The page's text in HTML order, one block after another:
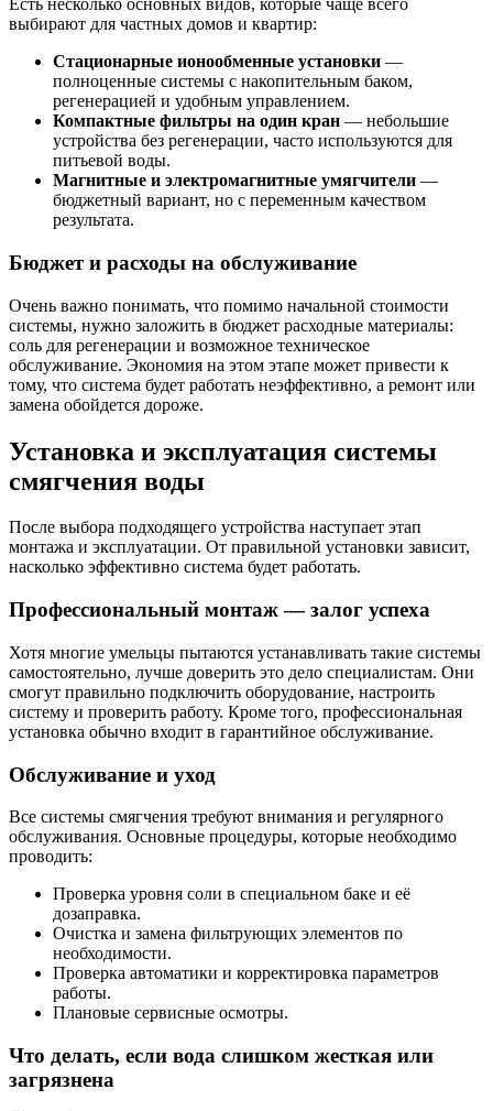
Есть несколько основных видов, которые чаще всего
выбирают для частных домов и квартир:
Стационарные ионообменные установки —
полноценные системы с накопительным баком,
регенерацией и удобным управлением.
Компактные фильтры на один кран — небольшие
устройства без регенерации, часто используются для
питьевой воды.
Магнитные и электромагнитные умягчители —
бюджетный вариант, но с переменным качеством
результата.
Бюджет и расходы на обслуживание
Очень важно понимать, что помимо начальной стоимости
системы, нужно заложить в бюджет расходные материалы:
соль для регенерации и возможное техническое
обслуживание. Экономия на этом этапе может привести к
тому, что система будет работать неэффективно, а ремонт или
замена обойдется дороже.
Установка и эксплуатация системы
смягчения воды
После выбора подходящего устройства наступает этап
монтажа и эксплуатации. От правильной установки зависит,
насколько эффективно система будет работать.
Профессиональный монтаж — залог успеха
Хотя многие умельцы пытаются устанавливать такие системы
самостоятельно, лучше доверить это дело специалистам. Они
смогут правильно подключить оборудование, настроить
систему и проверить работу. Кроме того, профессиональная
установка обычно входит в гарантийное обслуживание.
Обслуживание и уход
Все системы смягчения требуют внимания и регулярного
обслуживания. Основные процедуры, которые необходимо
проводить:
Проверка уровня соли в специальном баке и её
дозаправка.
Очистка и замена фильтрующих элементов по
необходимости.
Проверка автоматики и корректировка параметров
работы.
Плановые сервисные осмотры.
Что делать, если вода слишком жесткая или
загрязнена